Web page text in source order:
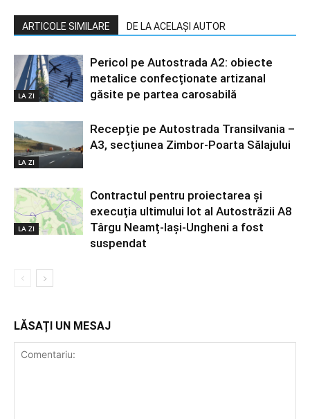
ARTICOLE SIMILARE DE LA ACELAȘI AUTOR
LA ZI
Pericol pe Autostrada A2: obiecte
metalice confecționate artizanal
găsite pe partea carosabilă
LA ZI
Recepție pe Autostrada Transilvania –
A3, secțiunea Zimbor-Poarta Sălajului
LA ZI
Contractul pentru proiectarea și
execuția ultimului lot al Autostrăzii A8
Târgu Neamț-Iași-Ungheni a fost
suspendat
LĂSAȚI UN MESAJ